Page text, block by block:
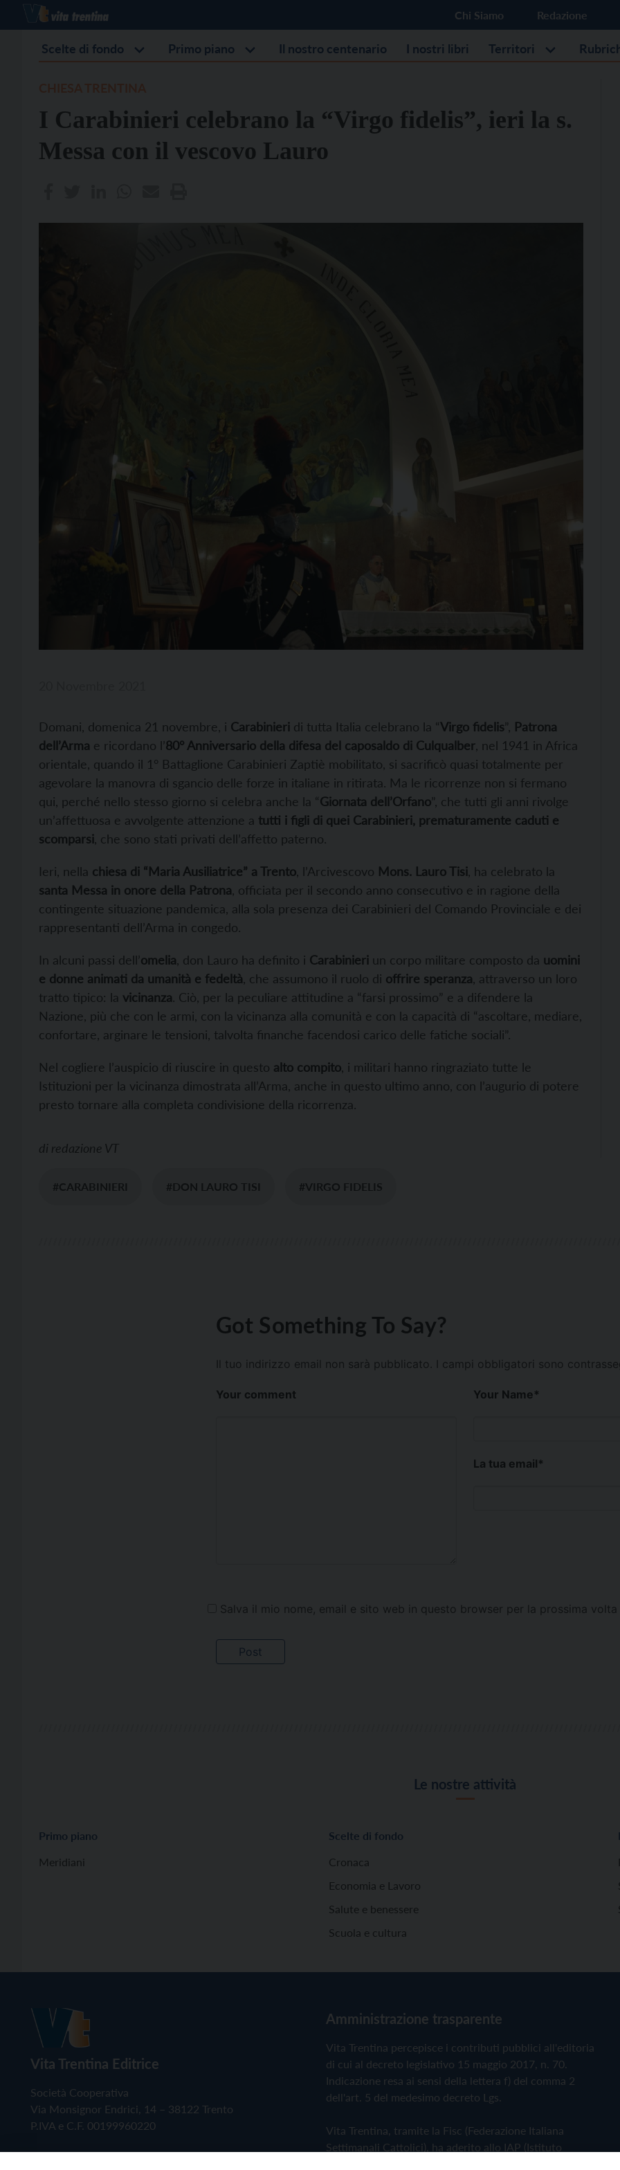
Chi Siamo Redazione
Scelte di fondo Primo piano Il nostro centenario I nostri libri Territori
I Carabinieri celebrano la “Virgo fidelis”, ieri la s.
Messa con il vescovo Lauro
Domani, domenica 21 novembre, i Carabinieri di tutta Italia celebrano la “Virgo fidelis”, Patrona
dell’Arma e ricordano l’80° Anniversario della difesa del caposaldo di Culqualber , nel 1941 in Africa
orientale, quando il 1° Battaglione Carabinieri Zaptiè mobilitato, si sacrificò quasi totalmente per
agevolare la manovra di sgancio delle forze in italiane in ritirata. Ma le ricorrenze non si fermano
qui, perché nello stesso giorno si celebra anche la “Giornata dell’Orfano”, che tutti gli anni rivolge
un’affettuosa e avvolgente attenzione a tutti i figli di quei Carabinieri, prematuramente caduti e
scomparsi , che sono stati privati dell’affetto paterno.
Ieri, nella chiesa di “Maria Ausiliatrice” a Trento , l’Arcivescovo Mons. Lauro Tisi , ha celebrato la
santa Messa in onore della Patrona , officiata per il secondo anno consecutivo e in ragione della
contingente situazione pandemica, alla sola presenza dei Carabinieri del Comando Provinciale e dei
rappresentanti dell’Arma in congedo.
In alcuni passi dell’omelia , don Lauro ha definito i Carabinieri un corpo militare composto da uomini
e donne animati da umanità e fedeltà , che assumono il ruolo di offrire speranza , attraverso un loro
tratto tipico: la vicinanza. Ciò, per la peculiare attitudine a “farsi prossimo” e a difendere la
Nazione, più che con le armi, con la vicinanza alla comunità e con la capacità di “ascoltare, mediare,
confortare, arginare le tensioni, talvolta finanche facendosi carico delle fatiche sociali”.
Nel cogliere l’auspicio di riuscire in questo alto compito , i militari hanno ringraziato tutte le
Istituzioni per la vicinanza dimostrata all’Arma, anche in questo ultimo anno, con l’augurio di potere
presto tornare alla completa condivisione della ricorrenza.
di redazione VT
#CARABINIERI #DON LAURO TISI #VIRGO FIDELIS
Got Something To Say?
Il tuo indirizzo email non sarà pubblicato. I campi obbligatori sono
Your comment Your Name*
La tua email*
Salva il mio nome, email e sito web in questo browser per la prossima volta
Le nostre attività
Primo piano
Meridiani
Scelte di fondo
Cronaca
Economia e Lavoro
Salute e benessere
Scuola e cultura
Vita Trentina Editrice
Società Cooperativa
Via Monsignor Endrici, 14 – 38122 Trento
P.IVA e C.F. 00199960220
Amministrazione trasparente
Vita Trentina percepisce i contributi pubblici all'editoria
di cui al decreto legislativo 15 maggio 2017, n. 70.
Indicazione resa ai sensi della lettera f) del comma 2
dell'art. 5 del medesimo decreto Lgs.
Vita Trentina, tramite la Fisc (Federazione Italiana
Settimanali Cattolici), ha aderito allo IAP (Istituto